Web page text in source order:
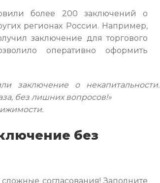
более 200 заключений о
регионах России. Например,
заключение для торгового
оперативно оформить
заключение о некапитальности.
без лишних вопросов!»
без
согласования! Заполните